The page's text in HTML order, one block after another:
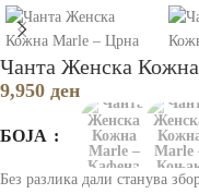
Чанта Женска
9,950 ден
БОЈА
Без разлика дали станува